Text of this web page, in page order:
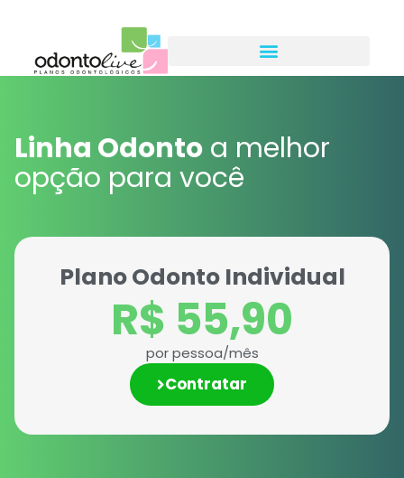
Linha Odonto a melhor
opção para você
Plano Odonto Individual
R$ 55,90
por pessoa/mês
Contratar